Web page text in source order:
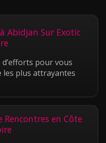
Abidjan Sur Exotic
pour vous
les plus attrayantes
Rencontres en Côte